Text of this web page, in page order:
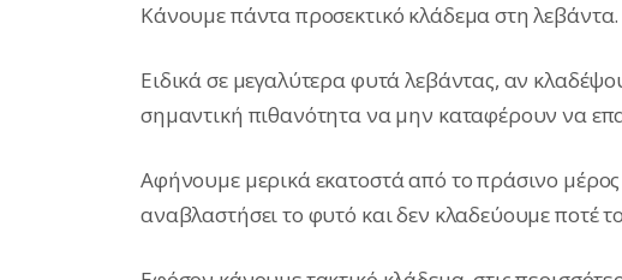
Κάνουμε πάντα προσεκτικό κλάδεμα στη λεβάντα.
Ειδικά σε μεγαλύτερα φυτά λεβάντας, αν
σημαντική πιθανότητα να μην καταφέρουν να
Αφήνουμε μερικά εκατοστά από το πράσινο
αναβλαστήσει το φυτό και δεν κλαδεύουμε ποτέ